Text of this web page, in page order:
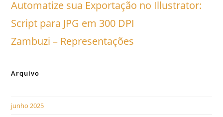
Automatize sua Exportação no Illustrator:
Script para JPG em 300 DPI
Zambuzi – Representações
Arquivo
junho 2025